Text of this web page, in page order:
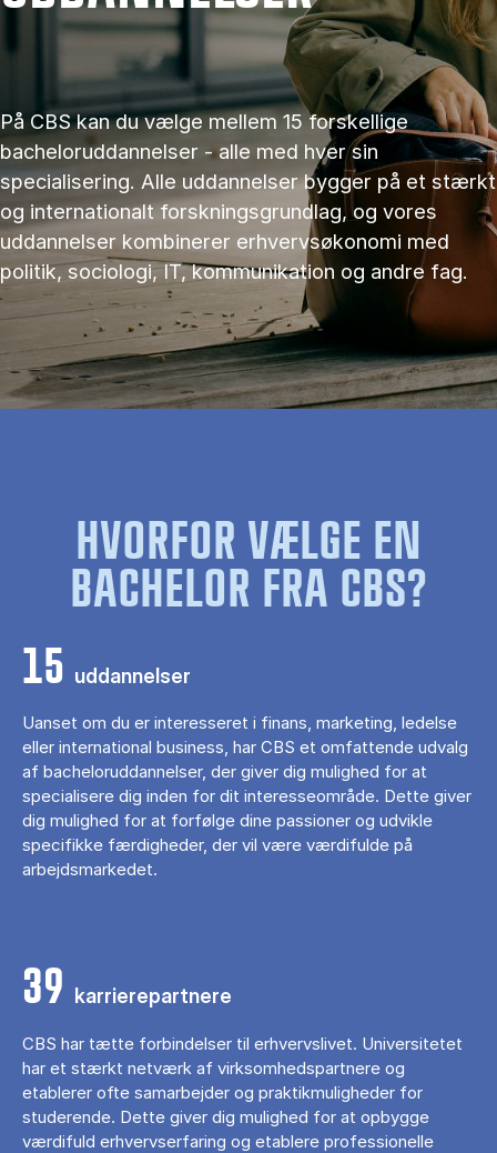
På CBS kan du vælge mellem 15 forskellige
bacheloruddannelser - alle med hver sin
specialisering. Alle uddannelser bygger på et stærkt
og internationalt forskningsgrundlag, og vores
uddannelser kombinerer erhvervsøkonomi med
politik, sociologi, IT, kommunikation og andre fag.
HVORFOR VÆLGE EN
BACHELOR FRA CBS?
15 uddannelser
Uanset om du er interesseret i finans, marketing, ledelse
eller international business, har CBS et omfattende udvalg
af bacheloruddannelser, der giver dig mulighed for at
specialisere dig inden for dit interesseområde. Dette giver
dig mulighed for at forfølge dine passioner og udvikle
specifikke færdigheder, der vil være værdifulde på
arbejdsmarkedet.
39 karrierepartnere
CBS har tætte forbindelser til erhvervslivet. Universitetet
har et stærkt netværk af virksomhedspartnere og
etablerer ofte samarbejder og praktikmuligheder for
studerende. Dette giver dig mulighed for at opbygge
værdifuld erhvervserfaring og etablere professionelle